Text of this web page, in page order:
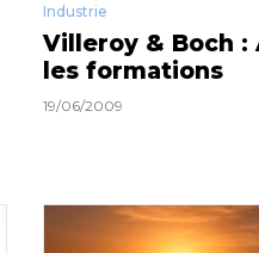
Industrie
Villeroy & Boch
les formations
19/06/2009